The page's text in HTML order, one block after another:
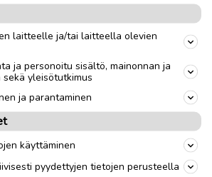
Nouto
ilmoitukset(2)
ILMOITTAJAAN
laitteelle ja/tai laitteella olevien
ja personoitu sisältö, mainonnan ja
yleisötutkimus
ja parantaminen
käyttäminen
pyydettyjen tietojen perusteella